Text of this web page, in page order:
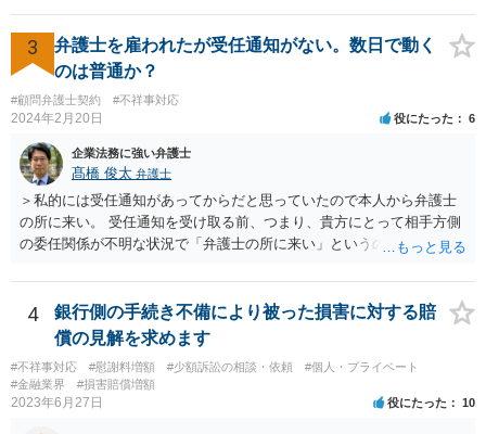
3
弁護士を雇われたが受任通知がない。数日で動く
のは普通か？
#顧問弁護士契約 #不祥事対応
2024年2月20日 役にたった 6
企業法務に強い弁護士
髙橋 俊太 弁護士
＞私的には受任通知があってからだと思っていたので本人から弁護士
の所に来い。 受任通知を受け取る前、つまり、貴方にとって相手方側
の委任関係が不明な状況で「弁護士の所に来い」というのは、さすが
絡がきますよね？ 通常はそのような初動となります。
4
銀行側の手続き不備により被った損害に対する賠
償の見解を求めます
#不祥事対応 #慰謝料増額 #少額訴訟の相談・依頼
#個人・プライベート
#金融業界
#損害賠償増額
2023年6月27日 役にたった 10